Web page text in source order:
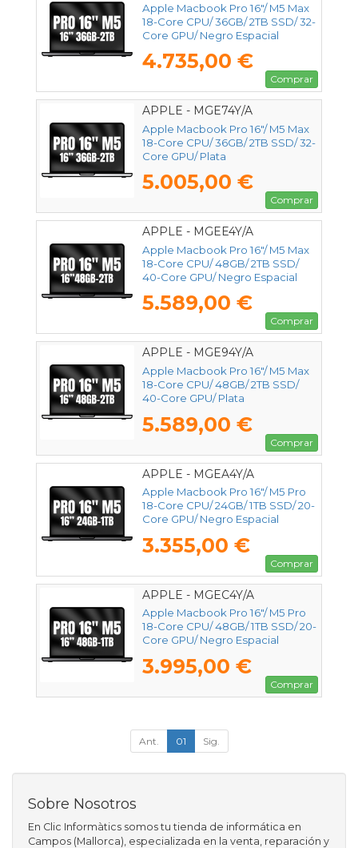
Apple Macbook Pro 16"/ M5 Max
18-Core CPU/ 36GB/ 2TB SSD/ 32-
Core GPU/ Negro Espacial
4.735,00 €
Comprar
APPLE - MGE74Y/A
Apple Macbook Pro 16"/ M5 Max
18-Core CPU/ 36GB/ 2TB SSD/ 32-
Core GPU/ Plata
5.005,00 €
Comprar
APPLE - MGEE4Y/A
Apple Macbook Pro 16"/ M5 Max
18-Core CPU/ 48GB/ 2TB SSD/
40-Core GPU/ Negro Espacial
5.589,00 €
Comprar
APPLE - MGE94Y/A
Apple Macbook Pro 16"/ M5 Max
18-Core CPU/ 48GB/ 2TB SSD/
40-Core GPU/ Plata
5.589,00 €
Comprar
APPLE - MGEA4Y/A
Apple Macbook Pro 16"/ M5 Pro
18-Core CPU/ 24GB/ 1TB SSD/ 20-
Core GPU/ Negro Espacial
3.355,00 €
Comprar
APPLE - MGEC4Y/A
Apple Macbook Pro 16"/ M5 Pro
18-Core CPU/ 48GB/ 1TB SSD/ 20-
Core GPU/ Negro Espacial
3.995,00 €
Comprar
Ant. 01 Sig.
Sobre Nosotros
En Clic Informàtics somos tu tienda de informática en
Campos (Mallorca), especializada en la venta, reparación y